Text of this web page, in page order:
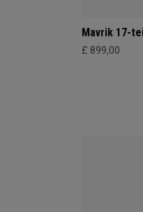
Mavrik 17-
£ 899,00